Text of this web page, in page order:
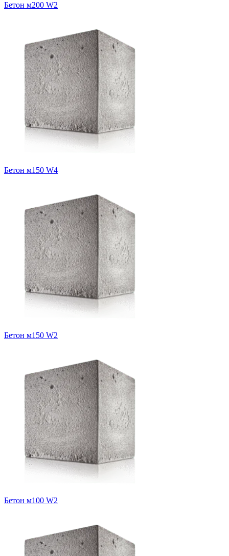
Бетон м200 W2
Бетон м150 W4
Бетон м150 W2
Бетон м100 W2